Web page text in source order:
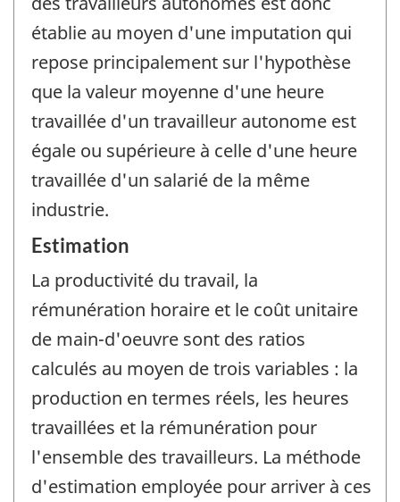
établie au moyen d'une imputation qui
repose principalement sur l'hypothèse
que la valeur moyenne d'une heure
travaillée d'un travailleur autonome est
égale ou supérieure à celle d'une heure
travaillée d'un salarié de la même
industrie.
Estimation
La productivité du travail, la
rémunération horaire et le coût unitaire
de main-d'oeuvre sont des ratios
calculés au moyen de trois variables : la
production en termes réels, les heures
travaillées et la rémunération pour
l'ensemble des travailleurs. La méthode
d'estimation employée pour arriver à ces